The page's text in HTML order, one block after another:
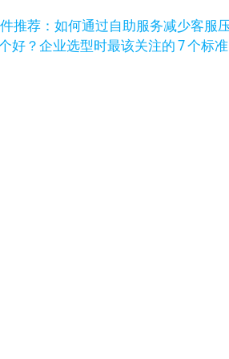
推荐：如何通过自助服务减少客服
好？企业选型时最该关注的 7 个标准